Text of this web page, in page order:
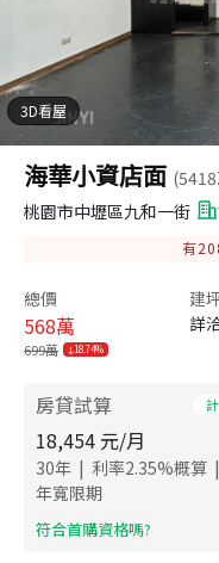
3D看屋
海華小資店面
桃園市中壢區九和一街
有
總價
568萬
699萬 18.74%
建
詳
房貸試算
18,454 元/月
30年 | 利率2.35%概算 |
年寬限期
​符合首購資格嗎?